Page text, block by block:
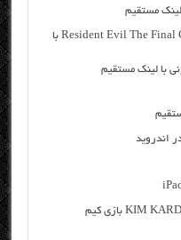
دانلود رایگان فیلم خارجی Resident Evil The Final Chapter 2017 با
با لینک مستقیم
دانلود KIM KARDASHIAN: HOLLYWOOD 8.2.2 بازی کیم